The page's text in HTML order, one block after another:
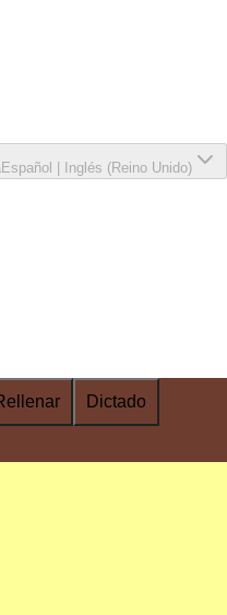
Español Inglés (Reino Unido)
Dictado